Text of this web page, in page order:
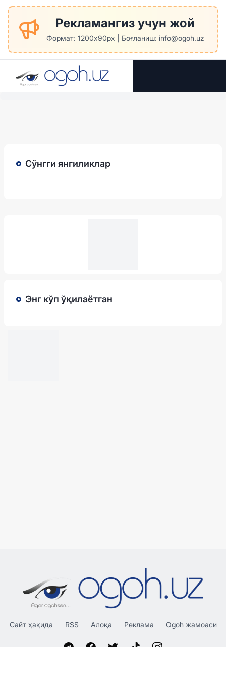
Рекламангиз учун жой
Формат: 1200x90px | Боғланиш: info@ogoh.uz
Сўнгги янгиликлар
Энг кўп ўқилаётган
Сайт ҳақида RSS Алоқа Реклама Ogoh жамоаси